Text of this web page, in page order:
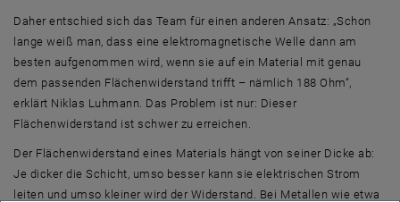
Daher entschied sich das Team für einen anderen Ansatz: „Schon
lange weiß man, dass eine elektromagnetische Welle dann am
besten aufgenommen wird, wenn sie auf ein Material mit genau
dem passenden Flächenwiderstand trifft – nämlich 188 Ohm“,
erklärt Niklas Luhmann. Das Problem ist nur: Dieser
Flächenwiderstand ist schwer zu erreichen.
Der Flächenwiderstand eines Materials hängt von seiner Dicke ab:
Je dicker die Schicht, umso besser kann sie elektrischen Strom
leiten und umso kleiner wird der Widerstand. Bei Metallen wie etwa